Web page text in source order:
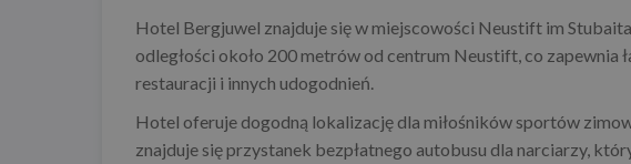
Hotel Bergjuwel znajduje się w miejscowości Neustift im
odległości około 200 metrów od centrum Neustift, co zapewnia
restauracji i innych udogodnień.
Hotel oferuje dogodną lokalizację dla miłośników sportów
znajduje się przystanek bezpłatnego autobusu dla narciarzy,